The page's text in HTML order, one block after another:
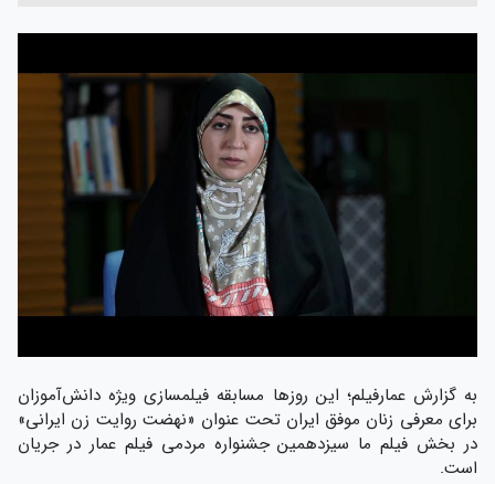
به گزارش عمارفیلم؛ این روزها مسابقه فیلمسازی ویژه دانش‌آموزان
برای معرفی زنان موفق ایران تحت عنوان «نهضت روایت زن ایرانی»
در بخش فیلم ما سیزدهمین جشنواره مردمی فیلم عمار در جریان
است.